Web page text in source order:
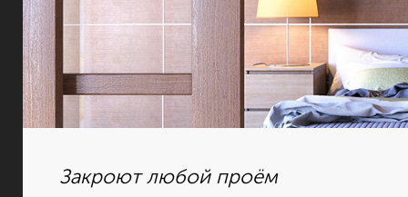
Закроют любой проём